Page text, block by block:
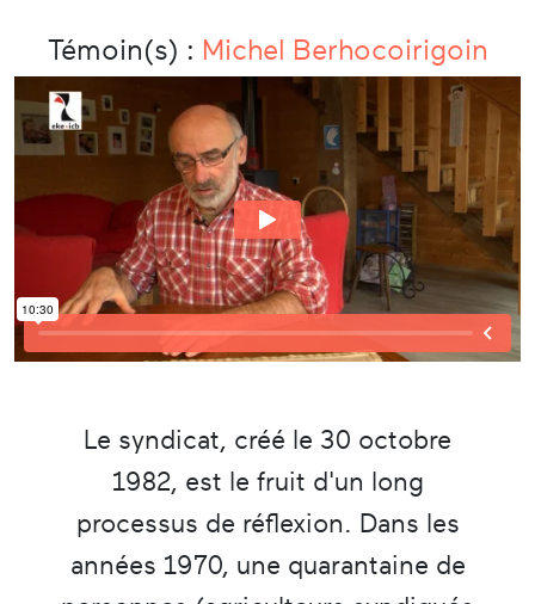
Témoin(s) : Michel Berhocoirigoin
Le syndicat, créé le 30 octobre
1982, est le fruit d'un long
processus de réflexion. Dans les
années 1970, une quarantaine de